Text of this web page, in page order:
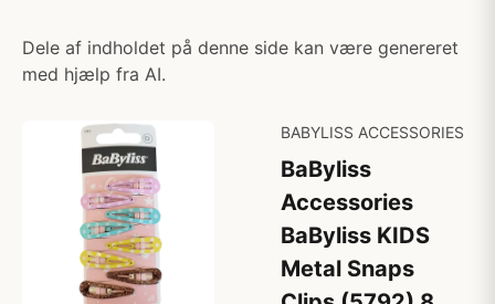
Dele af indholdet på denne side kan være genereret
med hjælp fra AI.
BABYLISS ACCESSORIES
BaByliss
Accessories
BaByliss KIDS
Metal Snaps